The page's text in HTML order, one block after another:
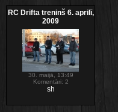
RC Drifta treninš 6. aprilī,
2009
30. maijā, 13:49
Komentāri: 2
sh